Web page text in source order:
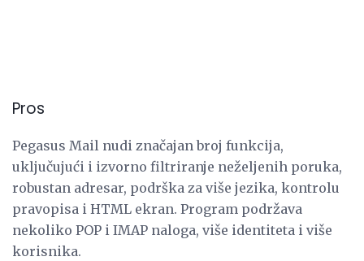
Pros
Pegasus Mail nudi značajan broj funkcija,
uključujući i izvorno filtriranje neželjenih poruka,
robustan adresar, podrška za više jezika, kontrolu
pravopisa i HTML ekran. Program podržava
nekoliko POP i IMAP naloga, više identiteta i više
korisnika.